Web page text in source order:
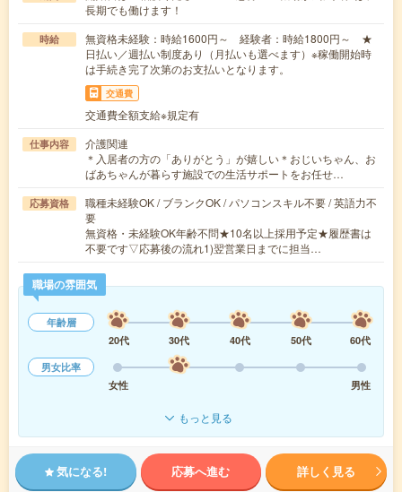
長期でも働けます！
時給
無資格未経験：時給1600円～ 経験者：時給1800円～ ★
日払い／週払い制度あり（月払いも選べます）※稼働開始時
は手続き完了次第のお支払いとなります。
交通費
交通費全額支給※規定有
仕事内容
介護関連
＊入居者の方の「ありがとう」が嬉しい＊おじいちゃん、お
ばあちゃんが暮らす施設での生活サポートをお任せ…
応募資格
職種未経験OK / ブランクOK / パソコンスキル不要 / 英語力不
要
無資格・未経験OK年齢不問★10名以上採用予定★履歴書は
不要です▽応募後の流れ1)翌営業日までに担当…
職場の雰囲気
年齢層
20代
30代 40代 50代
60代
男女比率
女性
男性
もっと見る
気になる! 応募へ進む 詳しく見る